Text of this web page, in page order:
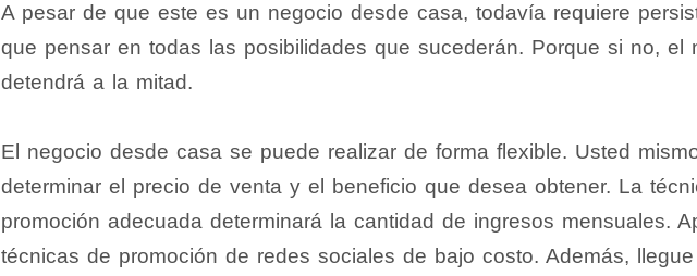
A pesar de que este es un negocio desde casa, todavía requiere
que pensar en todas las posibilidades que sucederán. Porque si no, el
detendrá a la mitad.
El negocio desde casa se puede realizar de forma flexible. Usted
determinar el precio de venta y el beneficio que desea obtener. La
promoción adecuada determinará la cantidad de ingresos mensuales.
técnicas de promoción de redes sociales de bajo costo. Además,